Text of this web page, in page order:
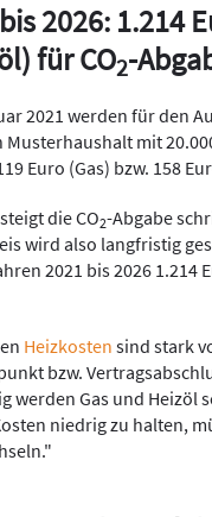
2026: 1.214
für CO2-
2021 werden für den
Musterhaushalt mit
Euro (Gas) bzw. 158
die CO2-Abgabe
wird also langfristig
2021 bis 2026 1.214
Heizkosten sind stark
bzw.
werden Gas und Heizöl
niedrig zu halten,